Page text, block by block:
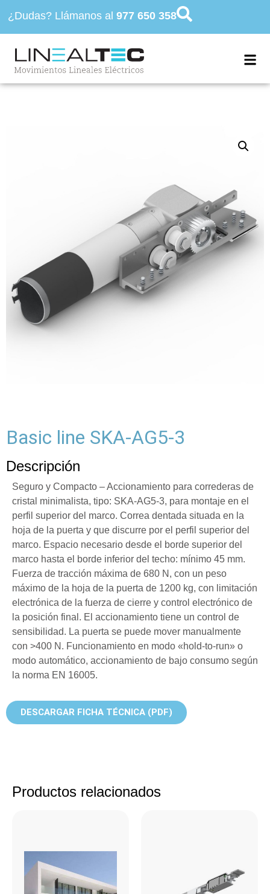
¿Dudas? Llámanos al 977 650 358
Basic line SKA-AG5-3
Descripción
Seguro y Compacto – Accionamiento para correderas de
cristal minimalista, tipo: SKA-AG5-3, para montaje en el
perfil superior del marco. Correa dentada situada en la
hoja de la puerta y que discurre por el perfil superior del
marco. Espacio necesario desde el borde superior del
marco hasta el borde inferior del techo: mínimo 45 mm.
Fuerza de tracción máxima de 680 N, con un peso
máximo de la hoja de la puerta de 1200 kg, con limitación
electrónica de la fuerza de cierre y control electrónico de
la posición final. El accionamiento tiene un control de
sensibilidad. La puerta se puede mover manualmente
con >400 N. Funcionamiento en modo «hold-to-run» o
modo automático, accionamiento de bajo consumo según
la norma EN 16005.
DESCARGAR FICHA TÉCNICA (PDF)
Productos relacionados